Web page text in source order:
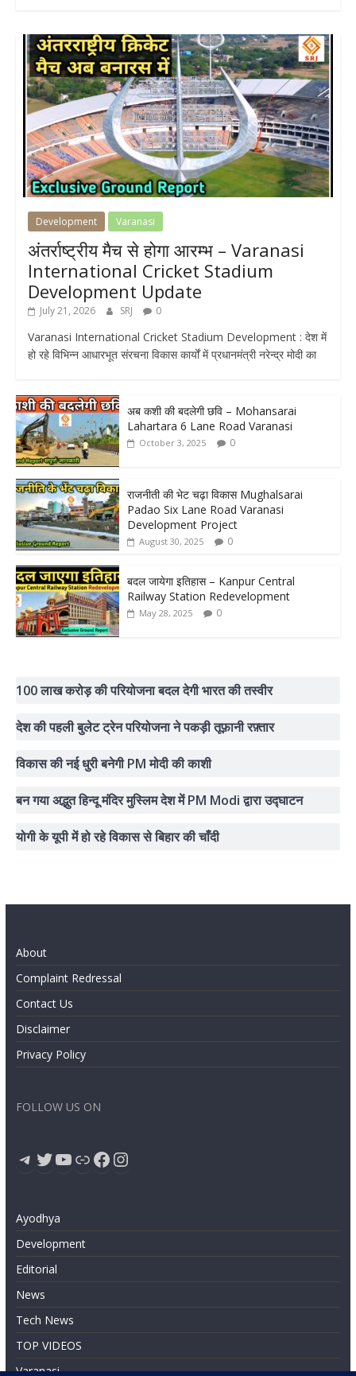
Development Varanasi
अंतर्राष्ट्रीय मैच से होगा आरम्भ – Varanasi
International Cricket Stadium
Development Update
July 21, 2026 SRJ 0
Varanasi International Cricket Stadium Development : देश में
हो रहे विभिन्न आधारभूत संरचना विकास कार्यों में प्रधानमंत्री नरेन्द्र मोदी का
अब कशी की बदलेगी छवि – Mohansarai
Lahartara 6 Lane Road Varanasi
October 3, 2025 0
राजनीती की भेट चढ़ा विकास Mughalsarai
Padao Six Lane Road Varanasi
Development Project
August 30, 2025 0
बदल जायेगा इतिहास – Kanpur Central
Railway Station Redevelopment
May 28, 2025 0
100 लाख करोड़ की परियोजना बदल देगी भारत की तस्वीर
देश की पहली बुलेट ट्रेन परियोजना ने पकड़ी तूफ़ानी रफ़्तार
विकास की नई धुरी बनेगी PM मोदी की काशी
बन गया अद्भुत हिन्दू मंदिर मुस्लिम देश में PM Modi द्वारा उद्घाटन
योगी के यूपी में हो रहे विकास से बिहार की चाँदी
About
Complaint Redressal
Contact Us
Disclaimer
Privacy Policy
FOLLOW US ON
Telegram
Twitter
YouTube
LinkFacebook
Instagram
Ayodhya
Development
Editorial
News
Tech News
TOP VIDEOS
Varanasi